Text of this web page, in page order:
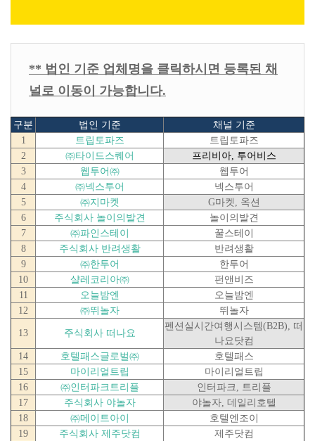
** 법인 기준 업체명을 클릭하시면 등록된 채
널로 이동이 가능합니다.
구분 법인 기준
채널 기준
1
트립토파즈
트립토파즈
2
㈜타이드스퀘어 프리비아, 투어비스
3
웹투어 ㈜
웹투어
4
㈜넥스투어
넥스투어
5
㈜지마켓 G마켓 , 옥션
6
주식회사 놀이의발견
놀이의발견
7
㈜파인스테이
꿀스테이
8
주식회사 반려생활
반려생활
9
㈜한투어
한투어
10
샬레코리아㈜
펀앤비즈
11
오늘밤엔
오늘밤엔
12
㈜뛰놀자 뛰놀자
13 주식회사 떠나요
펜션실시간여행시스템(B2B), 떠
나요닷컴
14
호텔패스글로벌㈜
호텔패스
15
마이리얼트립
마이리얼트립
16
㈜인터파크트리플 인터파크, 트리플
17
주식회사 야놀자 야놀자, 데일리호텔
18
㈜메이트아이
호텔엔조이
19
주식회사 제주닷컴
제주닷컴